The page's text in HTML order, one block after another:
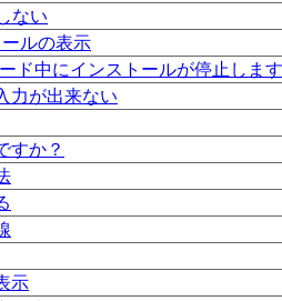
ない
ルの表示
ド中にインストールが停止します
力が出来ない
すか？
示